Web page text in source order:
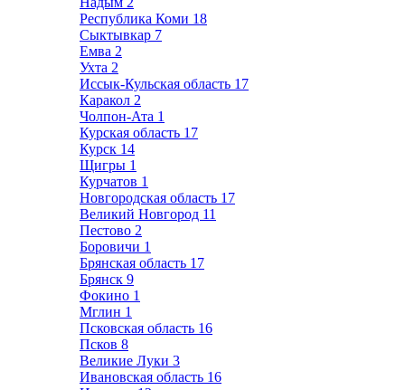
Республика Коми 18
Сыктывкар 7
Емва 2
Ухта 2
Иссык-Кульская область 17
Каракол 2
Чолпон-Ата 1
Курская область 17
Курск 14
Щигры 1
Курчатов 1
Новгородская область 17
Великий Новгород 11
Пестово 2
Боровичи 1
Брянская область 17
Брянск 9
Фокино 1
Мглин 1
Псковская область 16
Псков 8
Великие Луки 3
Ивановская область 16